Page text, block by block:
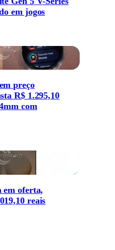
em jogos
preço
R$ 1.295,10
com
em oferta,
reais